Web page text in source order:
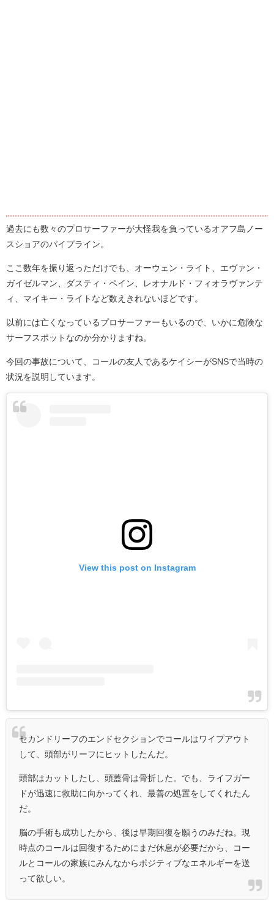
過去にも数々のプロサーファーが大怪我を負っているオアフ島ノー
スショアのパイプライン。
ここ数年を振り返っただけでも、オーウェン・ライト、エヴァン・
ガイゼルマン、ダスティ・ペイン、レオナルド・フィオラヴァンテ
ィ、マイキー・ライトなど数えきれないほどです。
以前には亡くなっているプロサーファーもいるので、いかに危険な
サーフスポットなのか分かりますね。
今回の事故について、コールの友人であるケイシーがSNSで当時の
状況を説明しています。
View this post on Instagram
セカンドリーフのエンドセクションでコールはワイプアウト
して、頭部がリーフにヒットしたんだ。
頭部はカットしたし、頭蓋骨は骨折した。でも、ライフガー
ドが迅速に救助に向かってくれ、最善の処置をしてくれたん
だ。
脳の手術も成功したから、後は早期回復を願うのみだね。現
時点のコールは回復するためにまだ休息が必要だから、コー
ルとコールの家族にみんなからポジティブなエネルギーを送
って欲しい。